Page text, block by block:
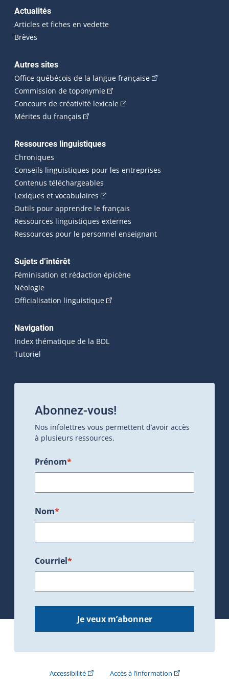
Actualités
Articles et fiches en vedette
Brèves
Autres sites
Office québécois de la langue française(Cet hyperlien
Commission de toponymie(Cet hyperlien externe s'ouvrira
Concours de créativité lexicale(Cet hyperlien externe
Mérites du français (Cet hyperlien externe s'ouvrira dans une
Ressources linguistiques
Chroniques
Conseils linguistiques pour les entreprises
Contenus téléchargeables
Lexiques et vocabulaires (Cet hyperlien externe s'ouvrira
Outils pour apprendre le français
Ressources linguistiques externes
Ressources pour le personnel enseignant
Sujets d’intérêt
Féminisation et rédaction épicène
Néologie
Officialisation linguistique(Cet hyperlien externe s'ouvrira
Navigation
Index thématique de la BDL
Tutoriel
Abonnez-vous!
Nos infolettres vous permettent d’avoir accès
à plusieurs ressources.
Prénom*
Nom*
Courriel*
Je veux m’abonner
Accessibilité(Cet hyperlien externe s'ouvrira dans une
Accès à l’information(Cet hyperlien